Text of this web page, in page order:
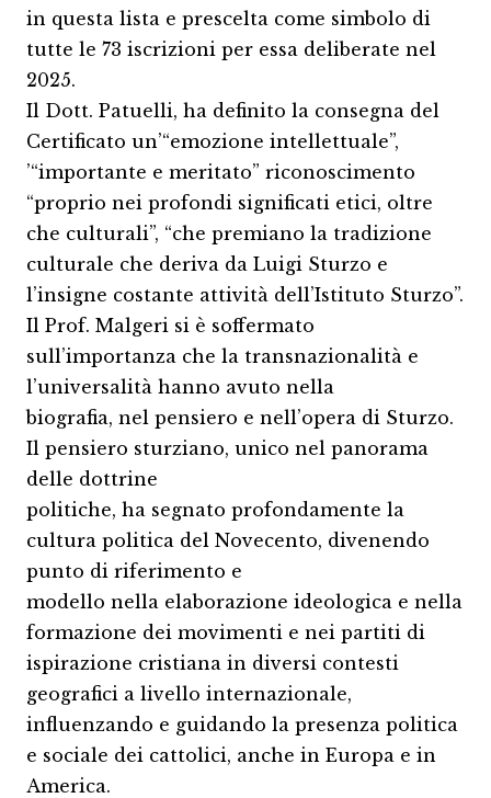
in questa lista e prescelta come simbolo di
tutte le 73 iscrizioni per essa deliberate nel
2025.
Il Dott. Patuelli, ha definito la consegna del
Certificato un’“emozione intellettuale”,
’“importante e meritato” riconoscimento
“proprio nei profondi significati etici, oltre
che culturali”, “che premiano la tradizione
culturale che deriva da Luigi Sturzo e
l’insigne costante attività dell’Istituto Sturzo”.
Il Prof. Malgeri si è soffermato
sull’importanza che la transnazionalità e
l’universalità hanno avuto nella
biografia, nel pensiero e nell’opera di Sturzo.
Il pensiero sturziano, unico nel panorama
delle dottrine
politiche, ha segnato profondamente la
cultura politica del Novecento, divenendo
punto di riferimento e
modello nella elaborazione ideologica e nella
formazione dei movimenti e nei partiti di
ispirazione cristiana in diversi contesti
geografici a livello internazionale,
influenzando e guidando la presenza politica
e sociale dei cattolici, anche in Europa e in
America.